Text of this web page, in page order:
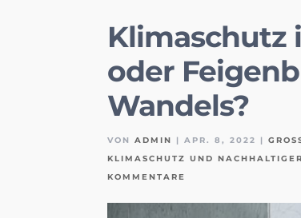
Klimaschutz
oder
Wandels?
VONADMIN |APR. 8, 2022 |
KLIMASCHUTZ UND
KOMMENTARE